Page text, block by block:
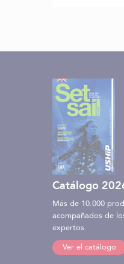
Catálogo
Más de 10.000
acompañados de
expertos.
Ver el catálogo